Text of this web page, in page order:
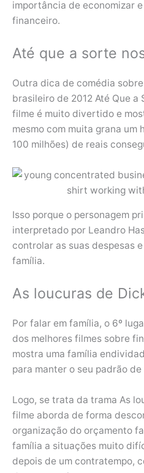
importância de economizar
financeiro.
Até que a sorte
Outra dica de comédia
brasileiro de 2012 Até Que a
filme é muito divertido e
mesmo com muita grana um
100 milhões) de reais
Isso porque o personagem
interpretado por Leandro
controlar as suas despesas
família.
As loucuras de
Por falar em família, o 6º
dos melhores filmes sobre
mostra uma família
para manter o seu padrão de
Logo, se trata da trama As
filme aborda de forma
organização do orçamento
família a situações muito
depois de um contratempo,